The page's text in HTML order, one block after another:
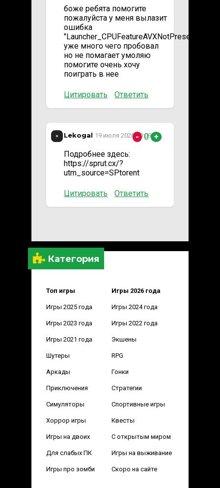
Категория
Топ игры Игры 2026 года
Игры 2025 года Игры 2024 года
Игры 2023 года Игры 2022 года
Игры 2021 года Экшены
Шутеры RPG
Аркады Гонки
Приключения Стратегии
Симуляторы Спортивные игры
Хоррор игры Квесты
Игры на двоих С открытым миром
Для слабых ПК Игры на выживание
Игры про зомби Скоро на сайте
боже ребята помогите
пожалуйста у меня вылазит
ошибка
уже много чего пробовал
но не помагает умоляю
помогите очень хочу
поиграть в нее
Цитировать Ответить
Lekogal 19 июля 2026 20:09
Подробнее здесь:
https://sprut.cx/?
utm_source=SPtorent
Цитировать Ответить
- 0 +